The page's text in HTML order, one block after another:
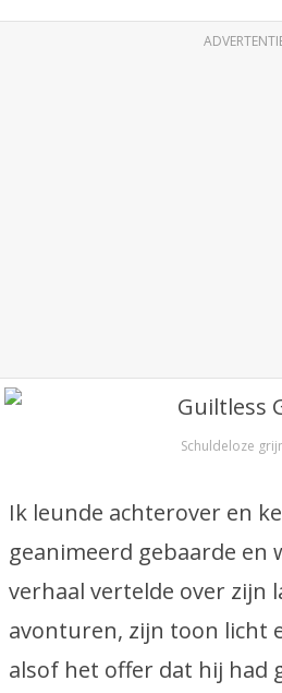
Schuldeloze
Ik leunde achterover en
geanimeerd gebaarde en
verhaal vertelde over zijn
avonturen, zijn toon licht
alsof het offer dat hij had